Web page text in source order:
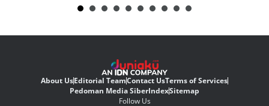
About UsEditorial TeamContact UsTerms of Services
Pedoman Media SiberIndexSitemap
Follow Us